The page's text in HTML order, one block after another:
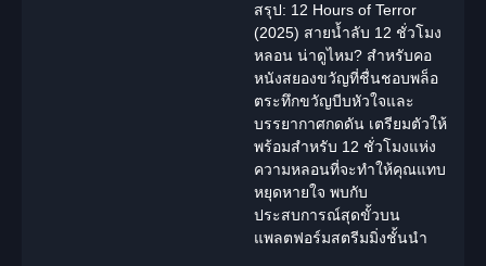
สรุป: 12 Hours of Terror
(2025) สายน้ำลับ 12 ชั่วโมง
หลอน น่าดูไหม? สำหรับคอ
หนังสยองขวัญที่ชื่นชอบพล็อ
ตระทึกขวัญบีบหัวใจและ
บรรยากาศกดดัน เตรียมตัวให้
พร้อมสำหรับ 12 ชั่วโมงแห่ง
ความหลอนที่จะทำให้คุณแทบ
หยุดหายใจ พบกับ
ประสบการณ์สุดขั้วบน
แพลตฟอร์มสตรีมมิ่งชั้นนำ